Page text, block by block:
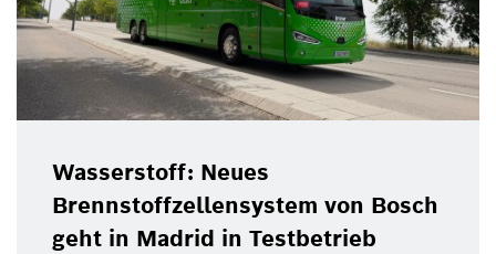
Wasserstoff: Neues
Brennstoffzellensystem von Bosch
geht in Madrid in Testbetrieb